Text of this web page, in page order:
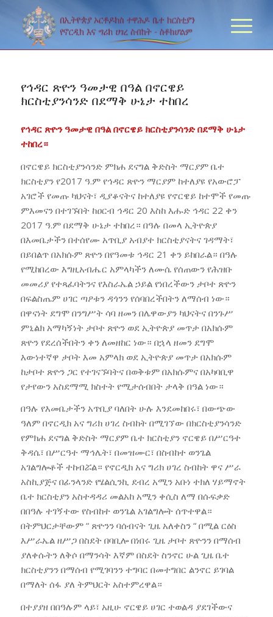
የኅዳር ጽዮን ዓመታዊ በዓል በኖርዌይ
ክርስቲያንሳንድ በደማቅ ሁኔታ ተከበረ
የኅዳር ጽዮን ዓመታዊ በዓል በኖርዌይ ክርስቲያንሳንድ በደማቅ ሁኔታ
ተከበረ።
በኖርዌይ ክርስቲያንሳንድ ምክሐ ደናግል ቅድስት ማርያም ቤተ
ክርስቲያን የ2017 ዓ.ም የኅዳር ጽዮን ማርያም ከተለያዩ የአውሮፓ
አገሮች የመጡ ካህናት፣ ዲያቆናትና ከተለያዩ የኖርዌይ ከተሞች የመጡ
ምእመናን በተገኙበት ከዐርብ ኅዳር 20 እስከ እሑድ ኅዳር 22 ቀን
2017 ዓ.ም በደማቅ ሁኔታ ተከበረ። በዓሉ በመላ ኢትዮጵያ
በእመቤታችን በተሰየሙ አጥቢያ አብያተ ክርስቲያናትና ገዳማት፣
በይበልጥ በአክሱም ጽዮን በየዓመቱ ኅዳር 21 ቀን ይከበራል። በዓሉ
የሚከበረው እግዚአብሔር አምላካችን ለሙሴ የሰጠውን የሕዝቡ
መመሪያ የተጻፈባትንና የእስራኤል ኃይል የነበረችውን ታቦተ ጽዮን
በፍልስጤም ሀገር ጣዖቱን ዳጎንን የሰባበረችበትን ለማሰብ ነው።
በዋናነት ደግሞ በንግሥት ሳባ ዘመን በሌዋውያን ካህናትና በንጉሥ
ምኒልክ አማካኝነት ታቦተ ጽዮን ወደ ኢትዮጵያ መጥታ በአክሱም
ጽዮን የደረሰችበትን ቀን ለመዘከር ነው። በኋላ ዘመን ደግሞ
እውነተኛዋ ታቦት እመ አምላክ ወደ ኢትዮጵያ መጥታ በአክሱም
ከታቦተ ጽዮን ጋር የተገናኙባትና በወቅቱም በአክሱምና በአካባቢዋ
የታየውን አስደማሚ ክስተት የሚታሰብበት ታላቅ በዓል ነው።
በዓሉ የእመቤታችን አጥቢያ ባለበት ሁሉ እንደመከበሩ፣ በውጭው
ዓለም በኖርዲክ አና ግሪክ ሀገረ ስብከት በሚገኘው በክርስቲያንሳንድ
የምክሐ ደናግል ቅድስት ማርያም ቤተ ክርስቲያን ኖርዌይ በሥርዓተ
ቅዳሴ፣ በሥርዓተ ማኅሌት፣ በመዝሙር፣ በስብከተ ወንጌል
አገልግሎቶች ተከብሯል። የኖርዲክ አና ግሪክ ሀገረ ስብከት ዋና ሥራ
አስኪያጅና በፊንላንድ የሄልሲንኪ ደብረ አሚን አቡነ ተክለ ሃይማኖት
ቤተ ክርስቲያን አስተዳዳሪ መልአከ አሚን ቀሲስ ለማ በሱፍቃድ
በበዓሉ ተገኝተው የስብከተ ወንጌል አገልግሎት ሰጥተዋል።
በትምህርታቸውም “ ጽዮንን ባሰብናት ጊዜ አለቀስን “ በሚል ርዕስ
እሥራኤል ዘሥጋ በስደት በባቢሎ በነበሩ ጊዜ ታቦተ ጽዮንን በማሰብ
ያለቀሱትን ለቅሶ በማንሳት እኛም በስደት ስንኖር ሁል ጊዜ ቤተ
ክርስቲያንን በማሰብ የሚገባንን ተግባር በመተግበር ልንኖር ይገባል
በማለት ሰፋ ያለ ትምህርት አስተምረዋል።
በተያያዘ በበዓሉም ላይ፣ አዚሁ ኖርዌይ ሀገር ተወልዳ ያደገችውና